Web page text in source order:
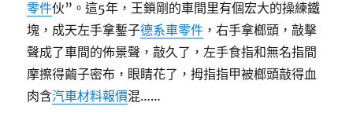
零件伙”。這5年，王鎖剛的車間里有個宏大的操練鐵
塊，成天左手拿鏨子德系車零件 ，右手拿榔頭，敲擊
聲成了車間的佈景聲，敲久了，左手食指和無名指間
摩擦得繭子密布，眼睛花了，拇指指甲被榔頭敲得血
肉含汽車材料報價混……